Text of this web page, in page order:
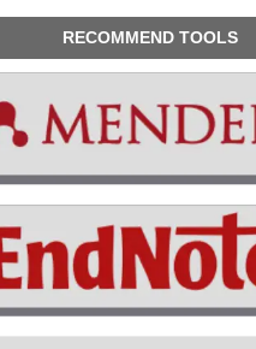
RECOMMEND TOOLS